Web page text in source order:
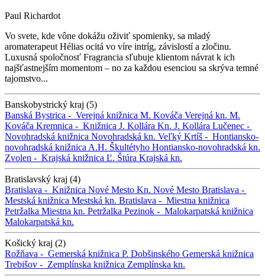
Paul Richardot
Vo svete, kde vône dokážu oživiť spomienky, sa mladý
aromaterapeut Hélias ocitá vo víre intríg, závislostí a zločinu.
Luxusná spoločnosť Fragrancia sľubuje klientom návrat k ich
najšťastnejším momentom – no za každou esenciou sa skrýva temné
tajomstvo...
Banskobystrický kraj (5)
Banská Bystrica - Verejná knižnica M. Kováča Verejná kn. M.
Kováča Kremnica - Knižnica J. Kollára Kn. J. Kollára Lučenec -
Novohradská knižnica Novohradská kn. Veľký Krtíš - Hontiansko-
novohradská knižnica A.H. Škultétyho Hontiansko-novohradská kn.
Zvolen - Krajská knižnica Ľ. Štúra Krajská kn.
Bratislavský kraj (4)
Bratislava - Knižnica Nové Mesto Kn. Nové Mesto Bratislava -
Mestská knižnica Mestská kn. Bratislava - Miestna knižnica
Petržalka Miestna kn. Petržalka Pezinok - Malokarpatská knižnica
Malokarpatská kn.
Košický kraj (2)
Rožňava - Gemerská knižnica P. Dobšinského Gemerská knižnica
Trebišov - Zemplínska knižnica Zemplínska kn.